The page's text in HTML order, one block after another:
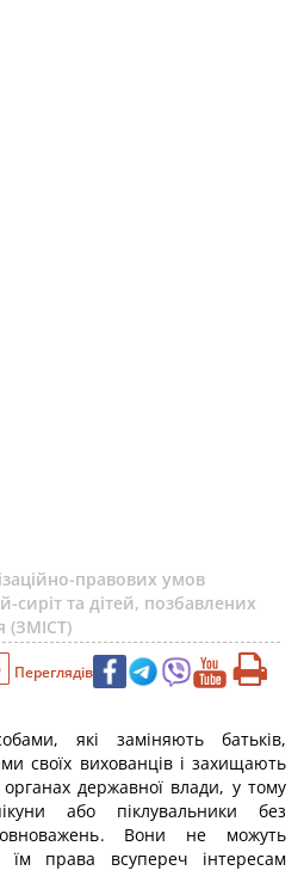
правових умов
сиріт та дітей, позбавлених
(ЗМІСТ)
Переглядів
які заміняють батьків,
своїх вихованців і захищають
державної влади, у тому
або піклувальники без
Вони не можуть
їм права всупереч інтересам